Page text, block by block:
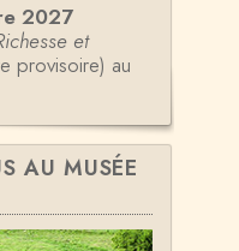
2027
et
provisoire) au
AU MUSÉE